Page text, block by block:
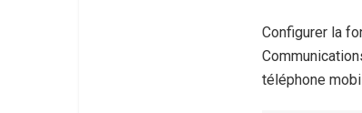
Configurer la
téléphone